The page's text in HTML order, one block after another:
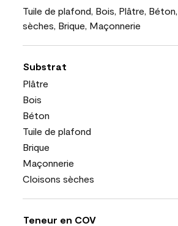
Tuile de plafond, Bois, Plâtre,
sèches, Brique, Maçonnerie
Substrat
Plâtre
Bois
Béton
Tuile de plafond
Brique
Maçonnerie
Cloisons sèches
Teneur en COV